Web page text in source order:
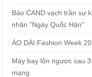
Báo CAND vạch trần sự
nhân "Ngày Quốc Hận"
ÁO DÀI Fashion Week
Máy bay lộn ngược sau
mạng